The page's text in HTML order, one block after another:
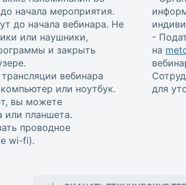
начала мероприятия.
до начала вебинара. Не
или наушники,
и закрыть
вебинара
или ноутбук.
вы можете
или планшета.
проводное
wi-fi).
-
на
для